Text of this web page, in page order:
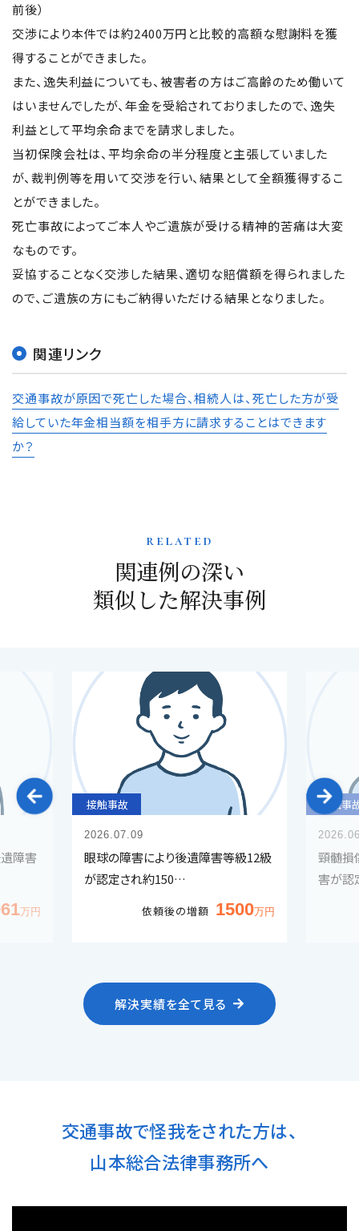
前後）
交渉により本件では約2400万円と比較的高額な慰謝料を獲
得することができました。
また、逸失利益についても、被害者の方はご高齢のため働いて
はいませんでしたが、年金を受給されておりましたので、逸失
利益として平均余命までを請求しました。
当初保険会社は、平均余命の半分程度と主張していました
が、裁判例等を用いて交渉を行い、結果として全額獲得するこ
とができました。
死亡事故によってご本人やご遺族が受ける精神的苦痛は大変
なものです。
妥協することなく交渉した結果、適切な賠償額を得られました
ので、ご遺族の方にもご納得いただける結果となりました。
関連リンク
交通事故が原因で死亡した場合、相続人は、死亡した方が受
給していた年金相当額を相手方に請求することはできます
か？
related
関連例の深い
類似した解決事例
障害
接触事故
2026.07.09
眼球の障害により後遺障害等級12級
が認定され約150…
依頼後の増額 1500
接触事
頸髄損
害が認
解決実績を全て見る
交通事故で怪我をされた方は、
山本総合法律事務所へ